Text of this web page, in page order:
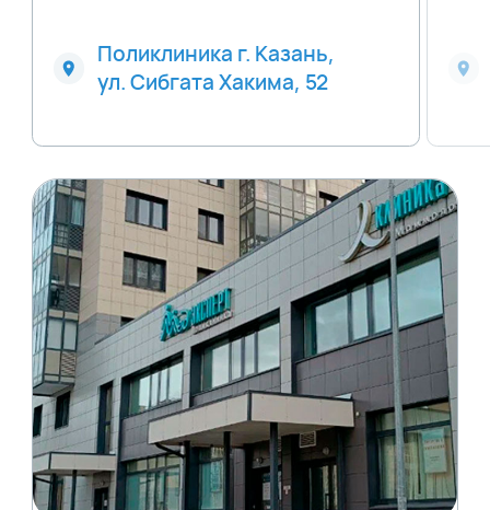
Поликлиника г. Казань,
ул. Сибгата Хакима, 52